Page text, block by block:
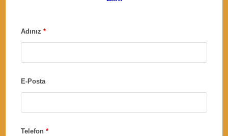
Adınız*
E-Posta
Telefon*